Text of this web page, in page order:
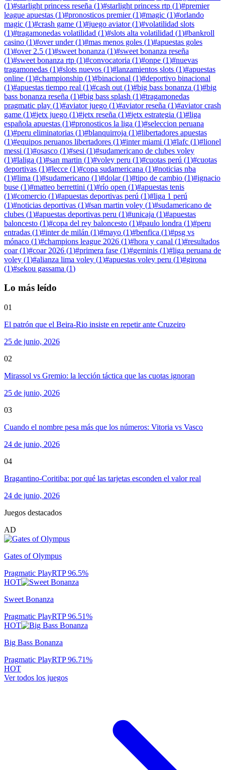
(1)#starlight princess reseña (1)#starlight princess rtp (1)#premier
league apuestas (1)#pronosticos premier(1)#magic (1)#orlando
magic (1)#crash game (1)#juego aviator(1)#volatilidad slots
(1)#tragamonedas volatilidad (1)#slots alta volatilidad (1)#bankroll
casino (1)#over under(1)#mas menos goles (1)#apuestas goles
(1)#over 2.5 (1)#sweet bonanza (1)#sweet bonanza reseña
(1)#sweet bonanza rtp (1)#convocatoria (1)#onpe (1)#nuevas
tragamonedas (1)#slots nuevos (1)#lanzamientos slots (1)#apuestas
online (1)#championship (1)#binacional (1)#deportivo binacional
(1)#apuestas tiempo real (1)#cash out (1)#big bass bonanza (1)#big
bass bonanza reseña (1)#big bass splash (1)#tragamonedas
pragmatic play (1)#aviator juego (1)#aviator reseña (1)#aviator crash
game (1)#jetx juego (1)#jetx reseña (1)#jetx estrategia (1)#liga
española apuestas (1)#pronosticos la liga (1)#seleccion peruana
(1)#peru eliminatorias (1)#blanquirroja (1)#libertadores apuestas
(1)#equipos peruanos libertadores (1)#inter miami (1)#lafc (1)#lionel
messi (1)#osasco (1)#sesi (1)#sudamericano de clubes voley
(1)#laliga (1)#san martin (1)#voley peru (1)#cuotas perú (1)#cuotas
deportivas (1)#lecce (1)#copa sudamericana (1)#noticias nba
(1)#lima (1)#sudamericano (1)#dolar(1)#tipo de cambio (1)#ignacio
buse (1)#matteo berrettini (1)#río open (1)#apuestas tenis
(1)#comercio (1)#apuestas deportivas perú (1)#liga 1 perú
(1)#noticias deportivas (1)#san martin voley (1)#sudamericano de
clubes (1)#apuestas deportivas peru (1)#unicaja (1)#apuestas
baloncesto (1)#copa del rey baloncesto (1)#paulo londra (1)#peru
entradas (1)#inter de milán (1)#mayo (1)#benfica (1)#psg vs
mónaco (1)#champions league 2026 (1)#hora y canal (1)#resultados
coar(1)#coar 2026 (1)#primera fase (1)#geminis (1)#liga peruana de
voley (1)#alianza lima voley (1)#apuestas voley peru (1)#girona
(1)#sekou gassama (1)
Lo más leído
01
El patrón que el Beira-Rio insiste en repetir ante Cruzeiro
25 de junio, 2026
02
Mirassol vs Gremio: la lección táctica que las cuotas ignoran
25 de junio, 2026
03
Cuando el nombre pesa más que los números: Vitoria vs Vasco
24 de junio, 2026
04
Bragantino-Coritiba: por qué las tarjetas esconden el valor real
24 de junio, 2026
Juegos destacados
AD
Gates of Olympus
Pragmatic PlayRTP96.5%
HOT
Sweet Bonanza
Pragmatic PlayRTP96.51%
HOT
Big Bass Bonanza
Pragmatic PlayRTP96.71%
HOT
Ver todos los juegos